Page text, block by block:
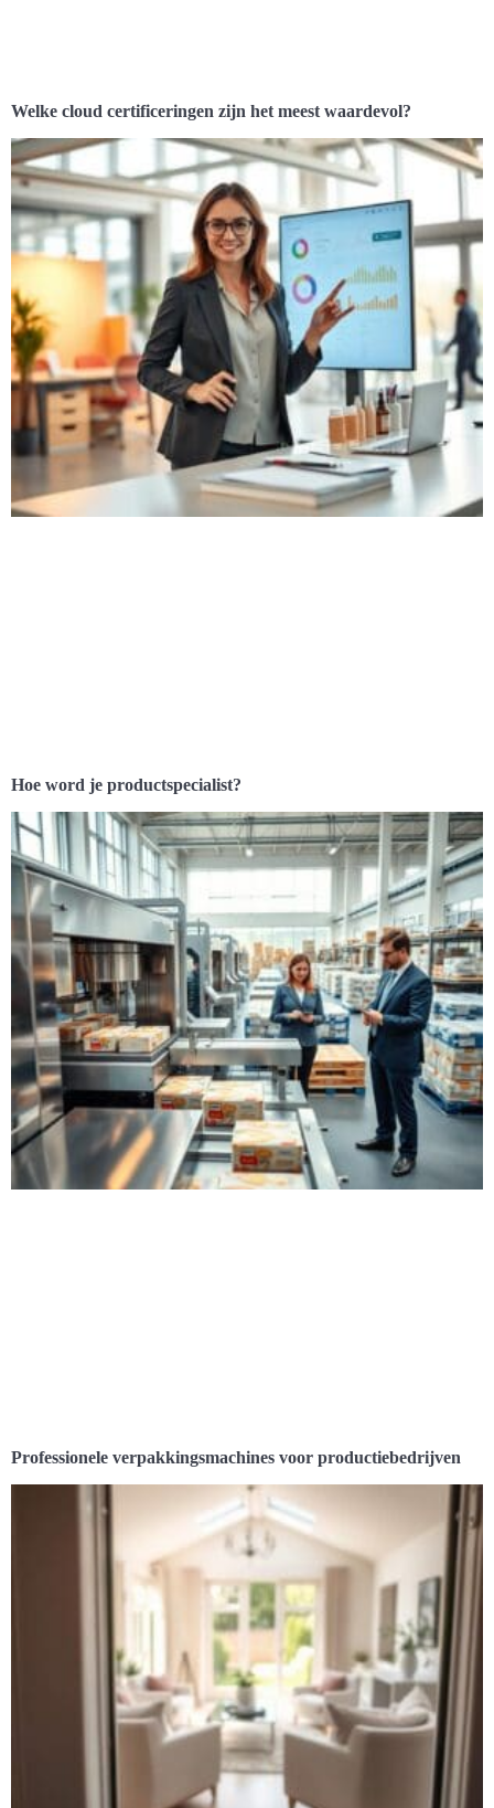
Welke cloud certificeringen zijn het meest waardevol?
Hoe word je productspecialist?
Professionele verpakkingsmachines voor productiebedrijven